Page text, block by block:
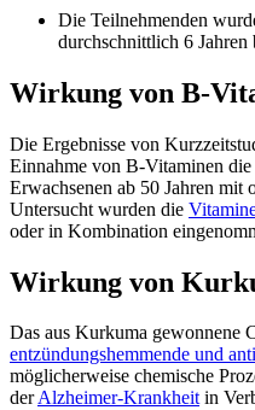
Die Teilnehmenden
durchschnittlich 6 Jahren
Wirkung von B-
Die Ergebnisse von
Einnahme von B-Vitaminen die
Erwachsenen ab 50 Jahren mit
Untersucht wurden die
oder in Kombination
Wirkung von
Das aus Kurkuma gewonnene
entzündungshemmende und
möglicherweise chemische
derAlzheimer-Krankheitin